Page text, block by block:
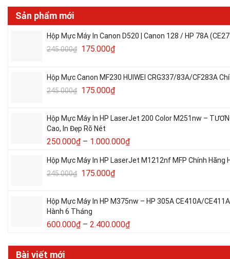
Sản phẩm mới
Hộp Mực Máy In Canon D520 | Canon 128 / HP 78A
245.000₫ 175.000₫
Hộp Mực Canon MF230 HUIWEI CRG337/83A/CF283A
245.000₫ 175.000₫
Hộp Mực Máy In HP LaserJet 200 Color M251nw –
Cao, In Đẹp Rõ Nét
250.000₫ – 1.000.000₫
Hộp Mực Máy In HP LaserJet M1212nf MFP Chính
245.000₫ 175.000₫
Hộp Mực Máy In HP M375nw – HP 305A CE410A/
Hành 6 Tháng
600.000₫ – 2.400.000₫
Bài viết mới